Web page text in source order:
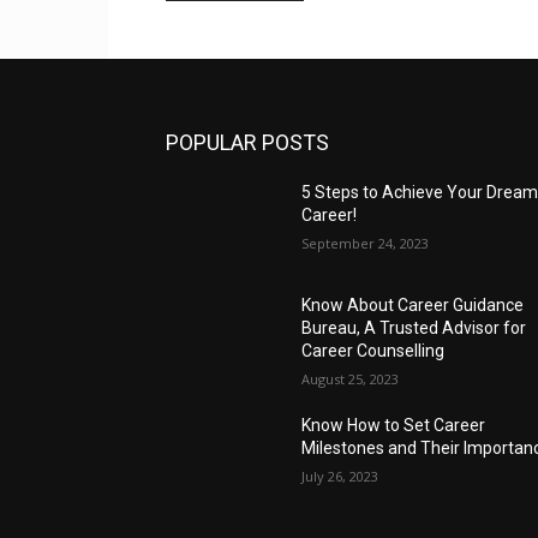
POPULAR POSTS
5 Steps to Achieve Your Dream
Career!
September 24, 2023
Know About Career Guidance
Bureau, A Trusted Advisor for
Career Counselling
August 25, 2023
Know How to Set Career
Milestones and Their
July 26, 2023